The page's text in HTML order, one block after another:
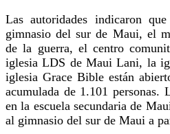
Las autoridades indicaron
gimnasio del sur de Maui, el
de la guerra, el centro
iglesia LDS de Maui Lani, la
iglesia Grace Bible están
acumulada de 1.101 personas.
en la escuela secundaria de
al gimnasio del sur de Maui a